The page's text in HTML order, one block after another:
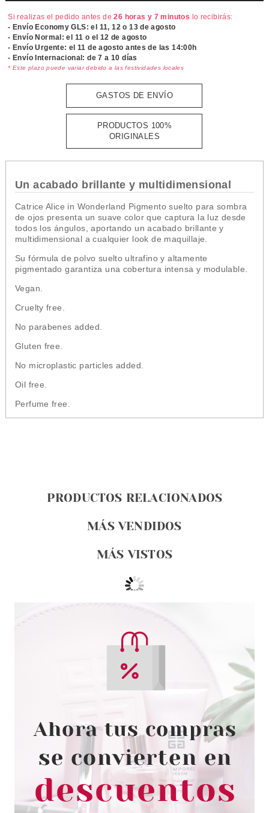
Si realizas el pedido antes de26 horas y 7 minutos lo recibirás:
- Envío Economy GLS: el 11, 12 o 13 de agosto
- Envío Normal: el 11 o el 12 de agosto
- Envío Urgente: el11 de agosto antes de las 14:00h
- Envío Internacional: de 7 a 10 días
* Este plazo puede variar debido a las festividades locales
GASTOS DE ENVÍO
PRODUCTOS 100%
ORIGINALES
Un acabado brillante y multidimensional
Catrice Alice in Wonderland Pigmento suelto para sombra
de ojos presenta un suave color que captura la luz desde
todos los ángulos, aportando un acabado brillante y
multidimensional a cualquier look de maquillaje.
Su fórmula de polvo suelto ultrafino y altamente
pigmentado garantiza una cobertura intensa y modulable.
Vegan.
Cruelty free.
No parabenes added.
Gluten free.
No microplastic particles added.
Oil free.
Perfume free.
PRODUCTOS RELACIONADOS
MÁS VENDIDOS
MÁS VISTOS
CATRICE
CATRICE DELINADOR OJOS
CALLIGRAPH ARTIST MATTE
LINER 080
Pvr 3.99€
-17%
desde
3.30€